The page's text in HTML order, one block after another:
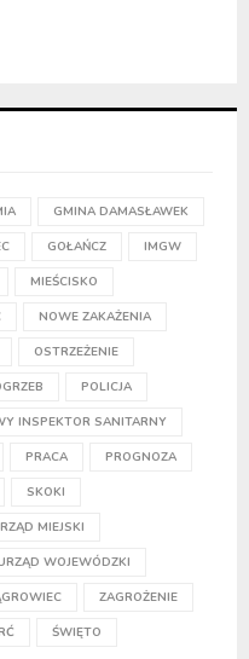
GMINA DAMASŁAWEK
GOŁAŃCZ IMGW
MIEŚCISKO
NOWE ZAKAŻENIA
OSTRZEŻENIE
POLICJA
INSPEKTOR SANITARNY
PRACA PROGNOZA
SKOKI
MIEJSKI
WOJEWÓDZKI
ZAGROŻENIE
ŚWIĘTO